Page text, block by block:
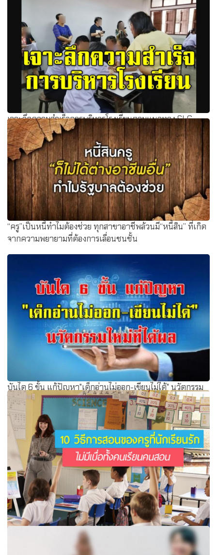
แชร์กระจาย ฝีมือการแต่งนิทานของเด็ก 7 ขวบ ครีเอทได้น่า
เจาะลึกความสำเร็จการบริหารโรงเรียนตามแนวทาง SLC
ของร.ร.พุทธจักรวิทยา สร้างฐานการเรียนรู้ที่เข้มแข็งให้นักเรียน
ดันคะแนนเฉลี่ยโอเน็ตปี 62 พุ่ง
“ครู”เป็นหนี้ทำไมต้องช่วย ทุกสาขาอาชีพล้วนมี“หนี้สิน” ที่เกิด
จากความพยายามที่ต้องการเลื่อนชนชั้น
บันได 6 ขั้น แก้ปัญหา"เด็กอ่านไม่ออก-เขียนไม่ได้" นวัตกรรม
ใหม่ที่ได้ผล
10 วิธีการสอนของครูที่นักเรียนรัก ไม่มีเบื่อทั้งคนเรียนคนสอน